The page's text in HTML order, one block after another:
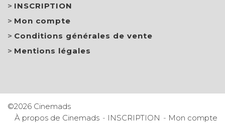
INSCRIPTION
Mon compte
Conditions générales de vente
Mentions légales
©2026 Cinemads
À propos de Cinemads
INSCRIPTION Mon compte